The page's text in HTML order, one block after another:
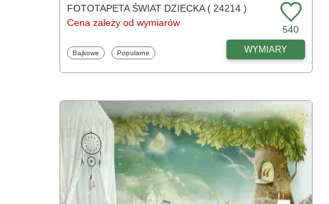
FOTOTAPETA ŚWIAT DZIECKA ( 24214 )
Cena zależy od wymiarów
540
Fototapety
Bajkowe Fototapety
Popularne WYMIARY